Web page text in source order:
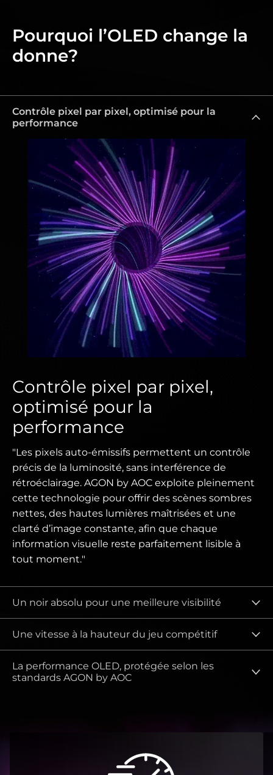
Pourquoi l’OLED change la
donne?
Contrôle pixel par pixel, optimisé pour la
performance
Contrôle pixel par pixel,
optimisé pour la
performance
"Les pixels auto-émissifs permettent un contrôle
précis de la luminosité, sans interférence de
rétroéclairage. AGON by AOC exploite pleinement
cette technologie pour offrir des scènes sombres
nettes, des hautes lumières maîtrisées et une
clarté d’image constante, afin que chaque
information visuelle reste parfaitement lisible à
tout moment."
Un noir absolu pour une meilleure visibilité
Une vitesse à la hauteur du jeu compétitif
La performance OLED, protégée selon les
standards AGON by AOC